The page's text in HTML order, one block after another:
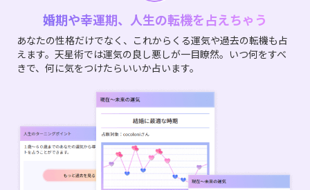
婚期や幸運期、人生の転機を占えちゃう
あなたの性格だけでなく、これからくる運気や過去の転機も占
えます。天星術では運気の良し悪しが一目瞭然。いつ何をすべ
きで、何に気をつけたらいいか占います。